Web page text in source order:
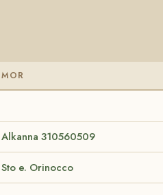
MOR
Alkanna 310560509
Sto e. Orinocco